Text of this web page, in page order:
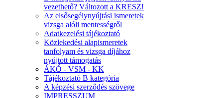
vezethető? Változott a KRESZ!
Az elsősegélynyújtási ismeretek
vizsga alóli mentességről
Adatkezelési tájékoztató
Közlekedési alapismeretek
tanfolyam és vizsga díjához
nyújtott támogatás
ÁKÓ - VSM - KK
Tájékoztató B kategória
A képzési szerződés szövege
IMPRESSZUM